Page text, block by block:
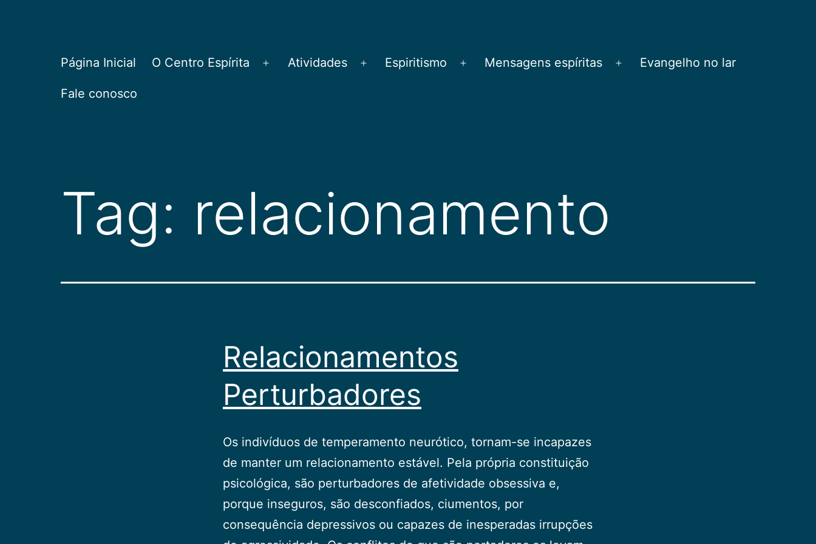
CEPAC
Página Inicial O Centro Espírita
Abrir
Atividades
Abrir
Espiritismo
Abrir
Mensagens espíritas
Abrir
Evangelho no lar
Fale conosco
Tag: relacionamento
Relacionamentos
Perturbadores
Os indivíduos de temperamento neurótico, tornam-se in­capazes
de manter um relacionamento estável. Pela própria constituição
psicológica, são perturbadores de afetividade obsessiva e,
porque inseguros, são desconfiados, ciumentos, por
consequência depressivos ou capazes de inesperadas ir­rupções